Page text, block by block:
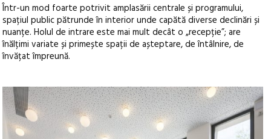
Într-un mod foarte potrivit amplasării centrale și programului,
spațiul public pătrunde în interior unde capătă diverse declinări și
nuanțe. Holul de intrare este mai mult decât o „recepție”; are
înălțimi variate și primește spații de așteptare, de întâlnire, de
învățat împreună.